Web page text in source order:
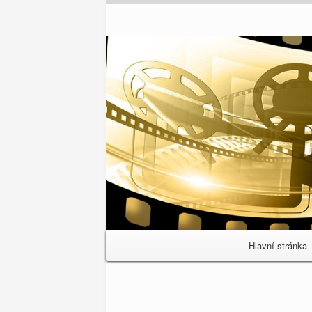
Hlavní stránka